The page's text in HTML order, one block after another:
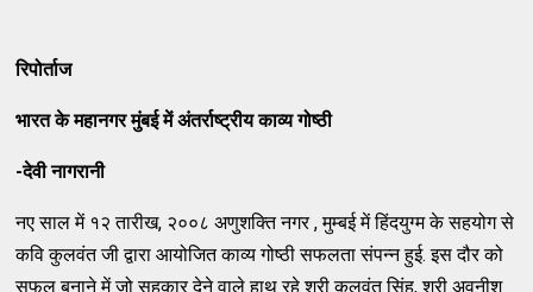
रिपोर्ताज
भारत के महानगर मुंबई में अंतर्राष्ट्रीय काव्य गोष्ठी
-देवी नागरानी
नए साल में १२ तारीख, २००८ अणुशक्ति नगर , मुम्बई में हिंदयुग्म के सहयोग से
कवि कुलवंत जी द्वारा आयोजित काव्य गोष्ठी सफलता संपन्न हुई. इस दौर को
सफल बनाने में जो सहकार देने वाले हाथ रहे श्री कुलवंत सिंह, श्री अवनीश